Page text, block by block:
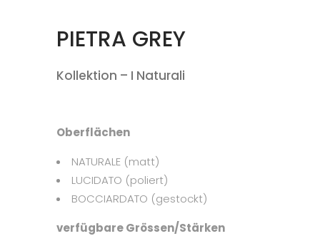
PIETRA GREY
Kollektion – I Naturali
Oberflächen
NATURALE (matt)
LUCIDATO (poliert)
BOCCIARDATO (gestockt)
verfügbare Grössen/Stärken